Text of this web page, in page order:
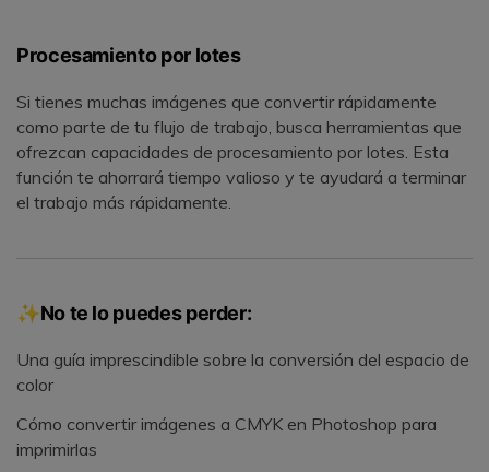
Procesamiento por lotes
Si tienes muchas imágenes que convertir rápidamente
como parte de tu flujo de trabajo, busca herramientas que
ofrezcan capacidades de procesamiento por lotes. Esta
función te ahorrará tiempo valioso y te ayudará a terminar
el trabajo más rápidamente.
✨No te lo puedes perder:
Una guía imprescindible sobre la conversión del espacio de
color
Cómo convertir imágenes a CMYK en Photoshop para
imprimirlas